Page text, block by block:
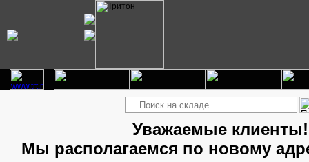
Уважаемые клиенты!
Мы располагаемся по новому